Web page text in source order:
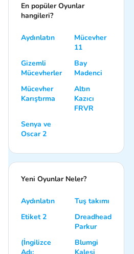
En popüler Oyunlar
hangileri?
Aydınlatın
Mücevher
11
Gizemli
Mücevherler
Bay
Madenci
Mücevher
Karıştırma
Altın
Kazıcı
FRVR
Senya ve
Oscar 2
Yeni Oyunlar Neler?
Aydınlatın
Tuş takımı
Etiket 2
Dreadhead
Parkur
(İngilizce
Blumgi